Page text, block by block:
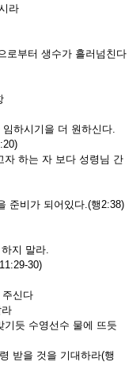
라
부터 생수가 흘러넘친다
하시기을 더 원하신다.
하는 자 보다 성령님 간
준비가 되어있다.(행2:38)
지 말라.
30)
신다
듯 수영선수 물에 뜨듯
받을 것을 기대하라(행